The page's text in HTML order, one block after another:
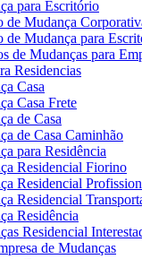
para Escritório
de Mudança
de Mudança para
de Mudanças para
Residencias
Casa
Casa Frete
de Casa
de Casa Caminhão
para Residência
Residencial Fiorino
Residencial
Residencial
Residência
Residencial
de Mudanças